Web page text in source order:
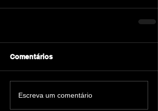
Comentários
Escreva um comentário